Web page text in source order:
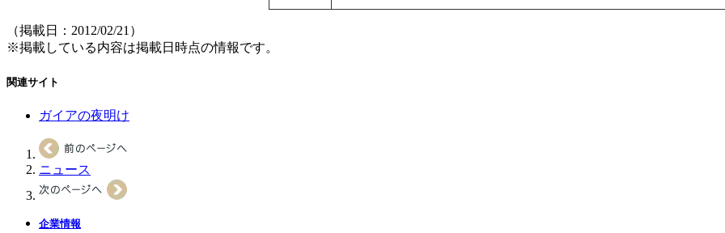
（掲載日：2012/02/21）
※掲載している内容は掲載日時点の情報です。
関連サイト
ガイアの夜明け
ニュース
企業情報